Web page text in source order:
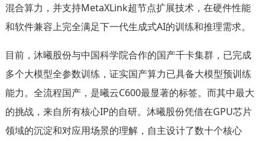
混合算力，并支持MetaXLink超节点扩展技术，在硬件性能
和软件兼容上完全满足下一代生成式AI的训练和推理需求。
目前，沐曦股份与中国科学院合作的国产千卡集群，已完成
多个大模型全参数训练，证实国产算力已具备大模型预训练
能力。全流程国产，是曦云C600最显著的标签。而其中最大
的挑战，来自所有核心IP的自研。沐曦股份凭借在GPU芯片
领域的沉淀和对应用场景的理解，自主设计了数十个核心